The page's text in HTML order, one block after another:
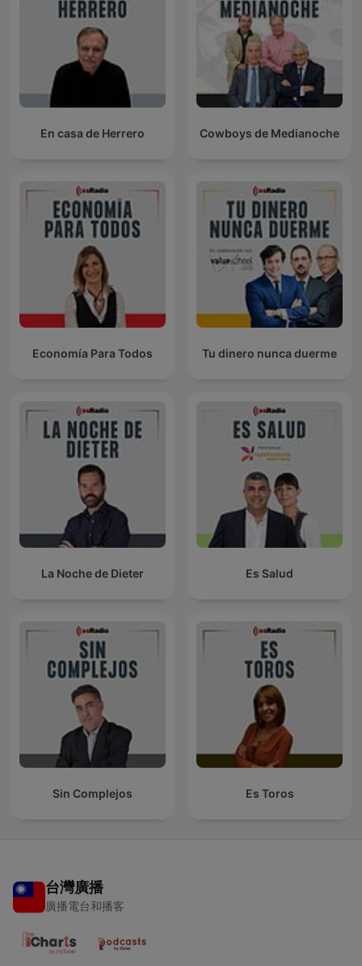
En casa de Herrero Cowboys de Medianoche
Economía Para Todos Tu dinero nunca duerme
La Noche de Dieter Es Salud
Sin Complejos Es Toros
台灣廣播
廣播電台和播客